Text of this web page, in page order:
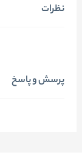
نظرات
پرسش و پاسخ